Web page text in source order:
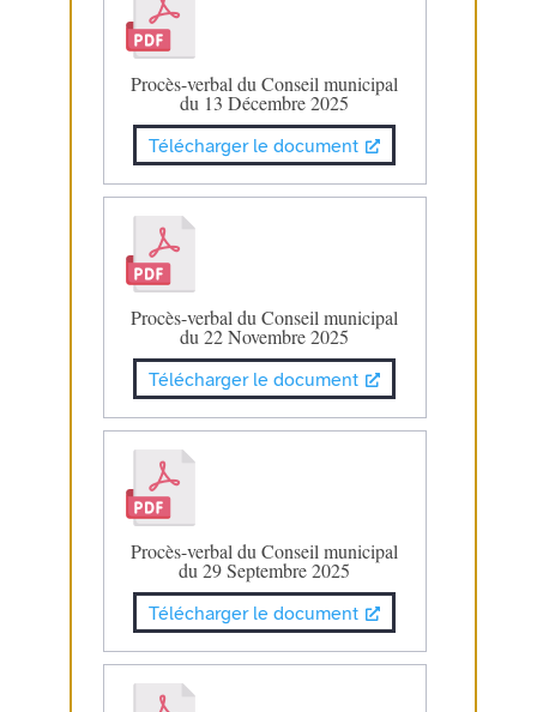
Procès-verbal du Conseil municipal
du 13 Décembre 2025
Télécharger le document
Procès-verbal du Conseil municipal
du 22 Novembre 2025
Télécharger le document
Procès-verbal du Conseil municipal
du 29 Septembre 2025
Télécharger le document